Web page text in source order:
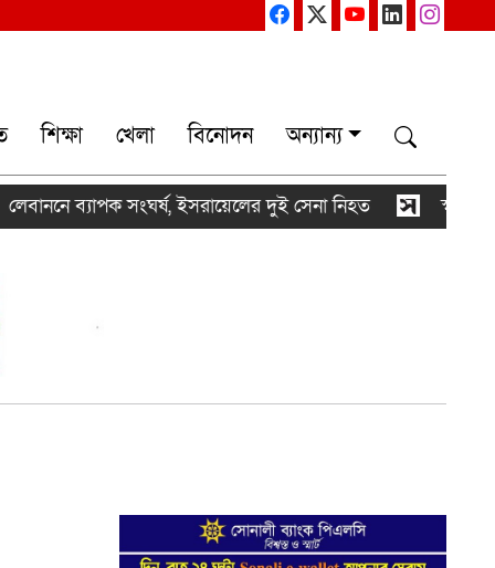
শিক্ষা খেলা বিনোদন অন্যান্য
ব্যাপক সংঘর্ষ, ইসরায়েলের দুই সেনা নিহত স্বর্ণের ভরি ২